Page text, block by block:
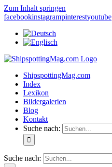
Zum Inhalt springen
facebookinstagrampinterestyoutube
ShipspottingMag.com
Index
Lexikon
Bildergalerien
Blog
Kontakt
Suche nach:
Suche nach: